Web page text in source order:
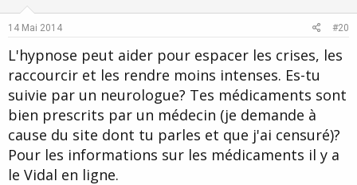
e
14 Mai 2014 #20
L'hypnose peut aider pour espacer les crises, les
raccourcir et les rendre moins intenses. Es-tu
suivie par un neurologue? Tes médicaments sont
bien prescrits par un médecin (je demande à
cause du site dont tu parles et que j'ai censuré)?
Pour les informations sur les médicaments il y a
le Vidal en ligne.